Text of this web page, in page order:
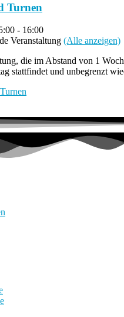
Turnen
- 16:00
Veranstaltung (Alle anzeigen)
die im Abstand von 1
stattfindet und unbegrenzt